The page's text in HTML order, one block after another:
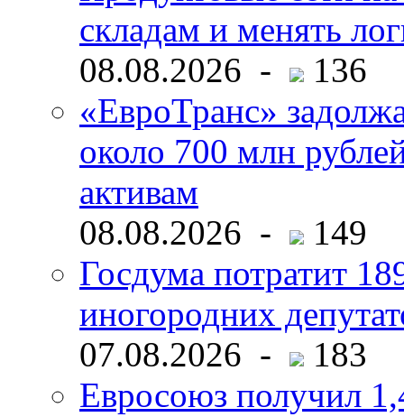
складам и менять
08.08.2026 -
136
«ЕвроТранс»
около 700 млн
активам
08.08.2026 -
149
Госдума потратит
иногородних
07.08.2026 -
183
Евросоюз получил